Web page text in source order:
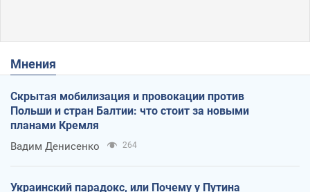
Мнения
Скрытая мобилизация и провокации против
Польши и стран Балтии: что стоит за новыми
планами Кремля
Вадим Денисенко 264
Украинский парадокс, или Почему у Путина